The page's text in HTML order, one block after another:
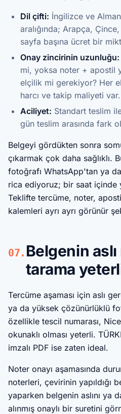
Dil çifti: İngilizce ve
aralığında; Arapça,
sayfa başına ücret bir
Onay zincirinin uzunluğu:
mi, yoksa noter + apostil
elçilik mi gerekiyor? Her
harcı ve takip maliyeti var.
Aciliyet: Standart teslim
gün teslim arasında fark
Belgeyi gördükten sonra
çıkarmak çok daha sağlıklı.
fotoğrafı WhatsApp'tan ya
rica ediyoruz; bir saat içinde
Teklifte tercüme, noter,
kalemleri ayrı ayrı görünür
07. Belgenin
tarama
Tercüme aşaması için aslı
ya da yüksek çözünürlüklü
özellikle tescil numarası,
okunaklı olması yeterli.
imzalı PDF ise zaten ideal.
Noter onayı aşamasında
noterleri, çevirinin yapıldığı
yaparken belgenin aslını ya
alınmış onaylı bir suretini